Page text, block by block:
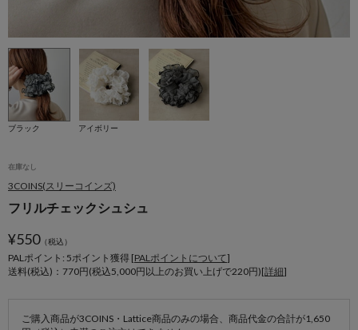
ブラック アイボリー
在庫なし
3COINS(スリーコインズ)
フリルチェックシュシュ
¥550（税込）
PALポイント: 5ポイント獲得 [PALポイントについて]
送料(税込)：770円(税込5,000円以上のお買い上げで220円)[詳細]
ご購入商品が3COINS・Lattice商品のみの場合、商品代金の合計が1,650